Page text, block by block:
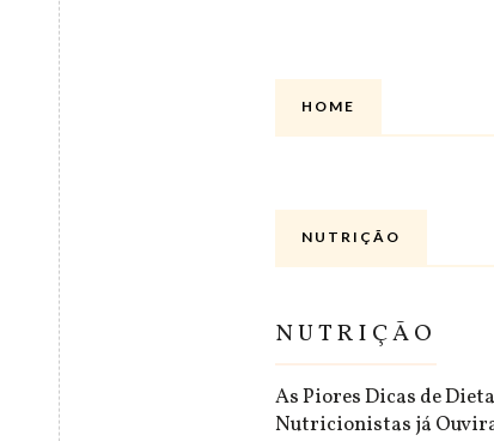
HOME
NUTRIÇÃO
NUTRIÇÃO
As Piores Dicas de
Nutricionistas já